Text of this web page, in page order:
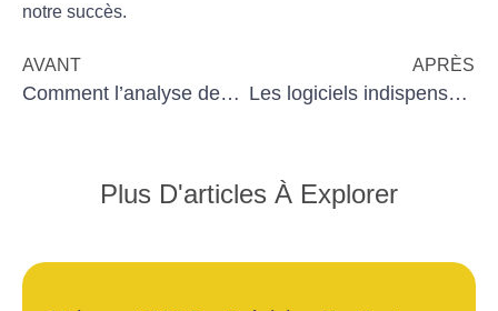
notre succès.
AVANT
Comment l’analyse des données améliore l’usinage cnc
APRÈS
Les logiciels indispensables pour optimiser l’usinage CNC
Plus D'articles À Explorer